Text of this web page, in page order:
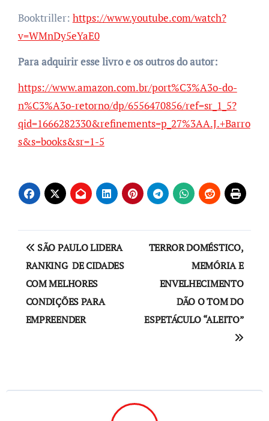
Booktriller: https://www.youtube.com/watch?
v=WMnDy5eYaE0
Para adquirir esse livro e os outros do autor:
https://www.amazon.com.br/port%C3%A3o-do-
n%C3%A3o-retorno/dp/6556470856/ref=sr_1_5?
qid=1666282330&refinements=p_27%3AA.J.+Barro
s&s=books&sr=1-5
Navegação
de
Post
SÃO PAULO LIDERA
RANKING DE CIDADES
COM MELHORES
CONDIÇÕES PARA
EMPREENDER
TERROR DOMÉSTICO,
MEMÓRIA E
ENVELHECIMENTO
DÃO O TOM DO
ESPETÁCULO “ALEITO”